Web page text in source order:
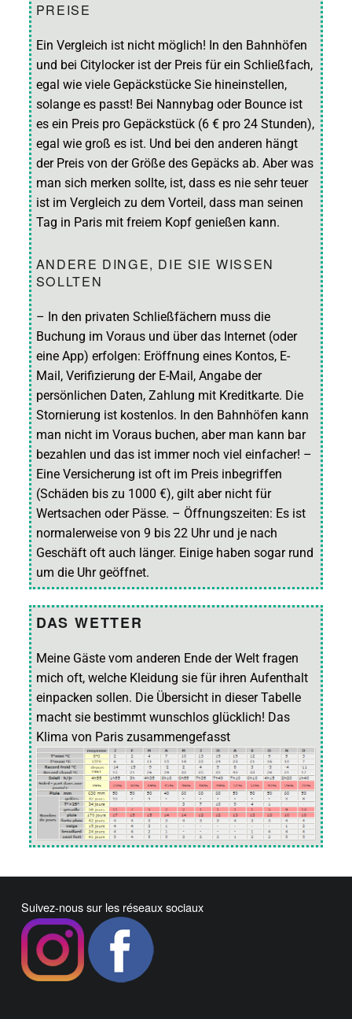
PREISE
Ein Vergleich ist nicht möglich! In den Bahnhöfen
und bei Citylocker ist der Preis für ein Schließfach,
egal wie viele Gepäckstücke Sie hineinstellen,
solange es passt! Bei Nannybag oder Bounce ist
es ein Preis pro Gepäckstück (6 € pro 24 Stunden),
egal wie groß es ist. Und bei den anderen hängt
der Preis von der Größe des Gepäcks ab. Aber was
man sich merken sollte, ist, dass es nie sehr teuer
ist im Vergleich zu dem Vorteil, dass man seinen
Tag in Paris mit freiem Kopf genießen kann.
ANDERE DINGE, DIE SIE WISSEN
SOLLTEN
– In den privaten Schließfächern muss die
Buchung im Voraus und über das Internet (oder
eine App) erfolgen: Eröffnung eines Kontos, E-
Mail, Verifizierung der E-Mail, Angabe der
persönlichen Daten, Zahlung mit Kreditkarte. Die
Stornierung ist kostenlos. In den Bahnhöfen kann
man nicht im Voraus buchen, aber man kann bar
bezahlen und das ist immer noch viel einfacher! –
Eine Versicherung ist oft im Preis inbegriffen
(Schäden bis zu 1000 €), gilt aber nicht für
Wertsachen oder Pässe. – Öffnungszeiten: Es ist
normalerweise von 9 bis 22 Uhr und je nach
Geschäft oft auch länger. Einige haben sogar rund
um die Uhr geöffnet.
DAS WETTER
Meine Gäste vom anderen Ende der Welt fragen
mich oft, welche Kleidung sie für ihren Aufenthalt
einpacken sollen. Die Übersicht in dieser Tabelle
macht sie bestimmt wunschlos glücklich! Das
Klima von Paris zusammengefasst
Suivez-nous sur les réseaux sociaux